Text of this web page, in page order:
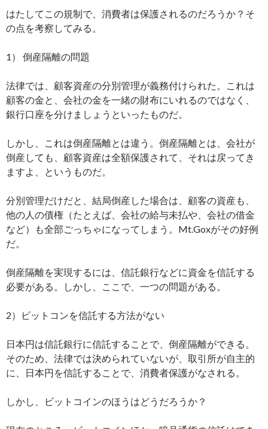
はたしてこの規制で、消費者は保護されるのだろうか？そ
の点を考察してみる。
1） 倒産隔離の問題
法律では、顧客資産の分別管理が義務付けられた。これは
顧客の金と、会社の金を一緒の財布にいれるのではなく、
銀行口座を分けましょうといったものだ。
しかし、これは倒産隔離とは違う。倒産隔離とは、会社が
倒産しても、顧客資産は全額保護されて、それは戻ってき
ますよ、というものだ。
分別管理だけだと、結局倒産した場合は、顧客の資産も、
他の人の債権（たとえば、会社の給与未払や、会社の借金
など）も全部ごっちゃになってしまう。Mt.Goxがその好例
だ。
倒産隔離を実現するには、信託銀行などに資金を信託する
必要がある。しかし、ここで、一つの問題がある。
2）ビットコンを信託する方法がない
日本円は信託銀行に信託することで、倒産隔離ができる。
そのため、法律では決められていないが、取引所が自主的
に、日本円を信託することで、消費者保護がなされる。
しかし、ビットコインのほうはどうだろうか？